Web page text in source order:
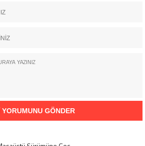
YORUMUNU GÖNDER